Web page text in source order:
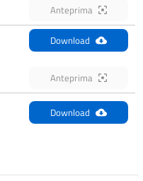
Anteprima
Download
Anteprima
Download